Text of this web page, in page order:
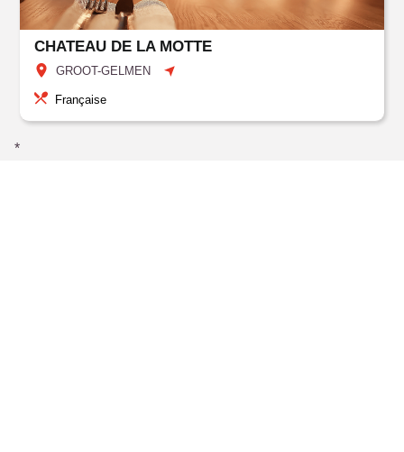
CHATEAU DE LA MOTTE
GROOT-GELMEN
Française
*